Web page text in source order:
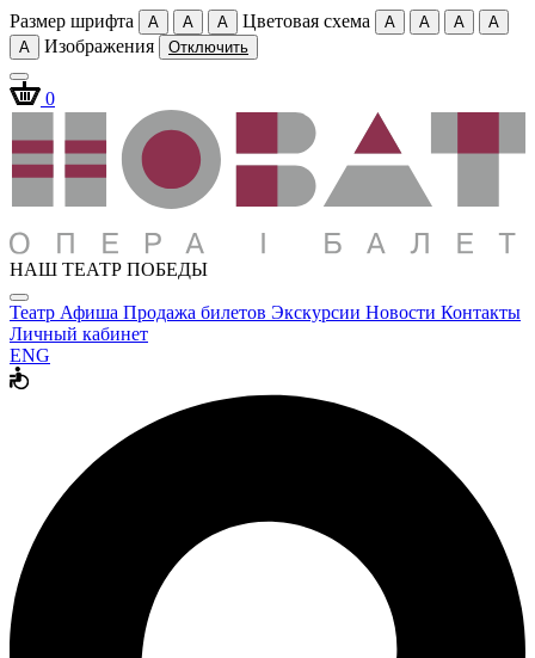
Размер шрифта A A A Цветовая схема A A A
A
A
Изображения Отключить
0
НАШ ТЕАТР ПОБЕДЫ
Театр Афиша Продажа билетов Экскурсии Новости Контакты
Личный кабинет
ENG